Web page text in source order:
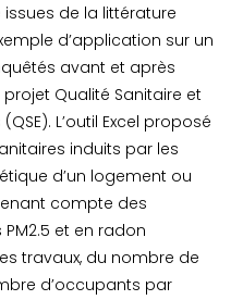
de la littérature
d’application sur un
avant et après
Qualité Sanitaire et
L’outil Excel proposé
induits par les
d’un logement ou
compte des
et en radon
les travaux, du nombre de
d’occupants par